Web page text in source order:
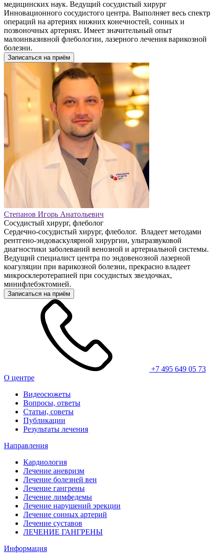
медицинских наук. Ведущий сосудистый хирург
Инновационного сосудистого центра. Выполняет весь спектр
операций на артериях нижних конечностей, сонных и
позвоночных артериях. Имеет значительный опыт
малоинвазивной флебологии, лазерного лечения варикозной
болезни.
Записаться на приём
Степанов Игорь Анатольевич
Сосудистый хирург, флеболог
Сердечно-сосудистый хирург, флеболог. Владеет методами
рентгено-эндоваскулярной хирургии, ультразвуковой
диагностики заболеваний венозной и артериальной системы.
Ведущий специалист центра по эндовенозной лазерной
коагуляции при варикозной болезни, прекрасно владеет
микросклеротерапией при сосудистых звездочках,
минифлебэктомией.
Записаться на приём
+7 495 649 05 73
О центре
Видеосюжеты
Вопросы, ответы
Статьи, советы
Публикации
Результаты лечения
Направления
Кардиология
Лечение аневризм
Лечение болезней вен
Лечение гангрены
Лечение лимфедемы
Лечение нарушений эрекции
Лечение сонных артерий
Лечение суставов
ЛЕЧЕНИЕ ГАНГРЕНЫ
Информация